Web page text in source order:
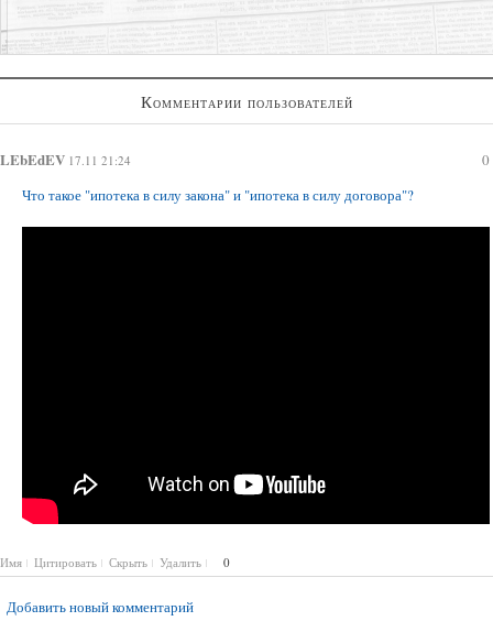
Представление интересов в судах общей юрисдикции;
Представление интересов в арбитражном суде;
Комментарии пользователей
0
LEbEdEV 17.11 21:24
Что такое "ипотека в силу закона" и "ипотека в силу договора"?
Имя Цитировать Скрыть Удалить 0
Добавить новый комментарий